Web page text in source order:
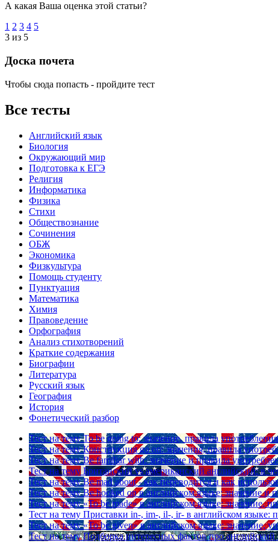
А какая Ваша оценка этой статьи?
1 2 3 4 5
3 из 5
Доска почета
Чтобы сюда попасть - пройдите тест
Все тесты
Английский язык
Биология
Окружающий мир
Подготовка к ЕГЭ
Религия
Информатика
Физика
Стихи
Обществознание
Сочинения
ОБЖ
Экономика
Физкультура
Помощь студенту
Пунктуация
Математика
Химия
Правоведение
Орфография
Анализ стихотворений
Краткие содержания
Биографии
Литература
Русский язык
География
История
Фонетический разбор
Тест на тему To be going to: значение, правила употребления
Тест на тему Конструкция go on: значения, правила
Тест на тему Be familiar with: значение и правила
Тест на тему Британский vs американский английский: в
Тест на тему Be mad about - как переводится и как
Тест на тему Be hooked on в английском языке: значение и
Тест на тему «To be made» в английском языке: значение,
Тест на тему Приставки in-, im-, il-, ir- в английском языке:
Тест на тему «To be given» в английском языке: значение,
Тест на тему Подборка интересных фактов про английский